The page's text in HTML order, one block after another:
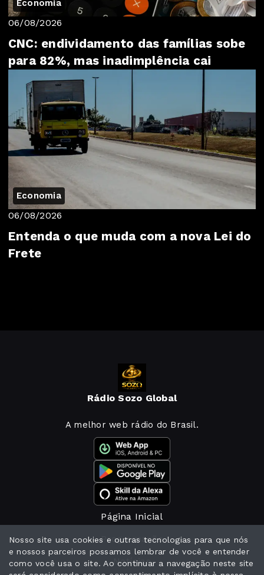
Economia
06/08/2026
CNC: endividamento das famílias sobe
para 82%, mas inadimplência cai
Economia
06/08/2026
Entenda o que muda com a nova Lei do
Frete
Rádio Sozo Global
A melhor web rádio do Brasil.
Página Inicial
Programação
Notícias
Nosso site usa cookies e outras tecnologias para que nós
e nossos parceiros possamos lembrar de você e entender
como você usa o site. Ao continuar a navegação neste site